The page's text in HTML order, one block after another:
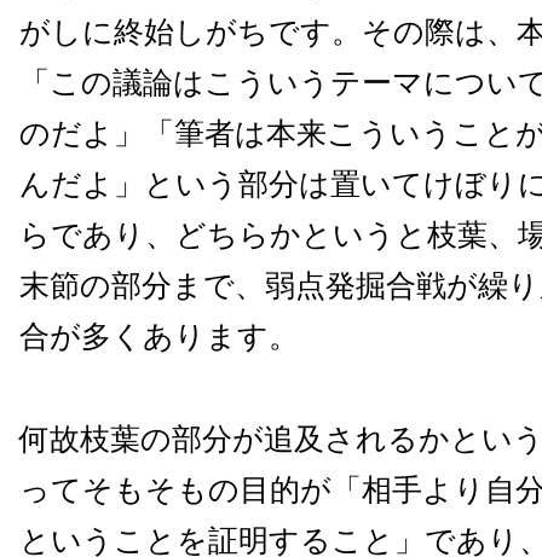
がしに終始しがちです。その際は、
「この議論はこういうテーマについ
のだよ」「筆者は本来こういうこと
んだよ」という部分は置いてけぼり
らであり、どちらかというと枝葉、
末節の部分まで、弱点発掘合戦が繰
合が多くあります。
何故枝葉の部分が追及されるかとい
ってそもそもの目的が「相手より自
ということを証明すること」であり